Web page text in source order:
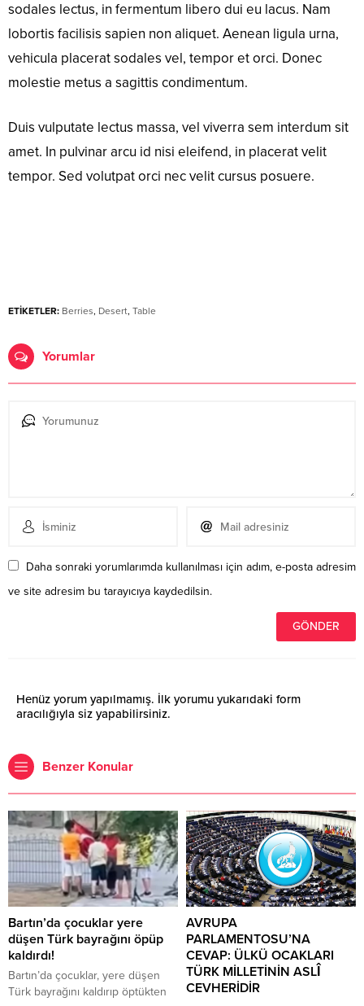
sodales lectus, in fermentum libero dui eu lacus. Nam
lobortis facilisis sapien non aliquet. Aenean ligula urna,
vehicula placerat sodales vel, tempor et orci. Donec
molestie metus a sagittis condimentum.
Duis vulputate lectus massa, vel viverra sem interdum sit
amet. In pulvinar arcu id nisi eleifend, in placerat velit
tempor. Sed volutpat orci nec velit cursus posuere.
ETİKETLER: Berries, Desert, Table
Yorumlar
Daha sonraki yorumlarımda kullanılması için adım, e-posta adresim
ve site adresim bu tarayıcıya kaydedilsin.
Henüz yorum yapılmamış. İlk yorumu yukarıdaki form
aracılığıyla siz yapabilirsiniz.
Benzer Konular
Bartın’da çocuklar yere
düşen Türk bayrağını öpüp
kaldırdı!
Bartın’da çocuklar, yere düşen
Türk bayrağını kaldırıp öptükten
AVRUPA
PARLAMENTOSU’NA
CEVAP: ÜLKÜ OCAKLARI
TÜRK MİLLETİNİN ASLÎ
CEVHERİDİR